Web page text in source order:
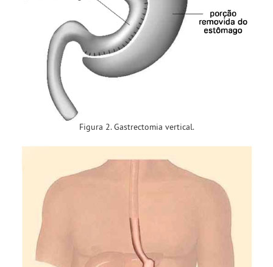
Figura 2. Gastrectomia vertical.